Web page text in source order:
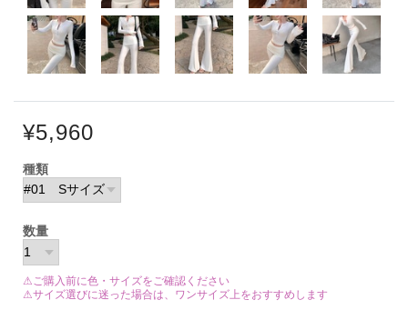
¥5,960
種類
数量
⚠ご購入前に色・サイズをご確認ください
⚠サイズ選びに迷った場合は、ワンサイズ上をおすすめします